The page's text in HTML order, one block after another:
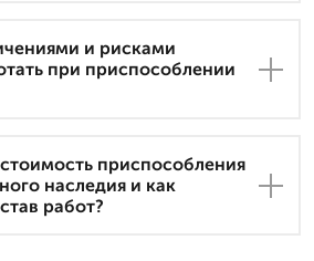
и рисками
при приспособлении
приспособления
наследия и как
работ?